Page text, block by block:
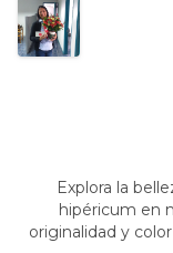
Explora la
hipéricum en
originalidad y